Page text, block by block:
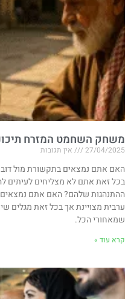
משחק השחמט המזרח
27/04/2025 אין תגובות
האם אתם נמצאים בתקשורת מול
בכל זאת אתם לא מצליחים לעיתים
ההתנהגות שלהם? האם אתם נמצאים
ערבית מצויינת אך בכל זאת מגלים
שמאחורי הכל.
קרא עוד »